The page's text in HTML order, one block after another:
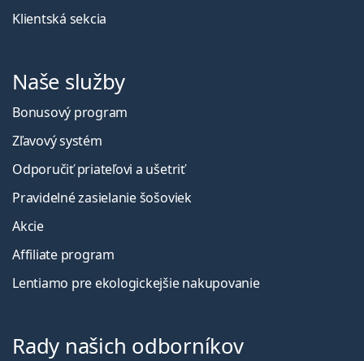
Klientská sekcia
Naše služby
Bonusový program
Zľavový systém
Odporučiť priateľovi a ušetriť
Pravidelné zasielanie šošoviek
Akcie
Affiliate program
Lentiamo pre ekologickejšie nakupovanie
Rady našich odborníkov